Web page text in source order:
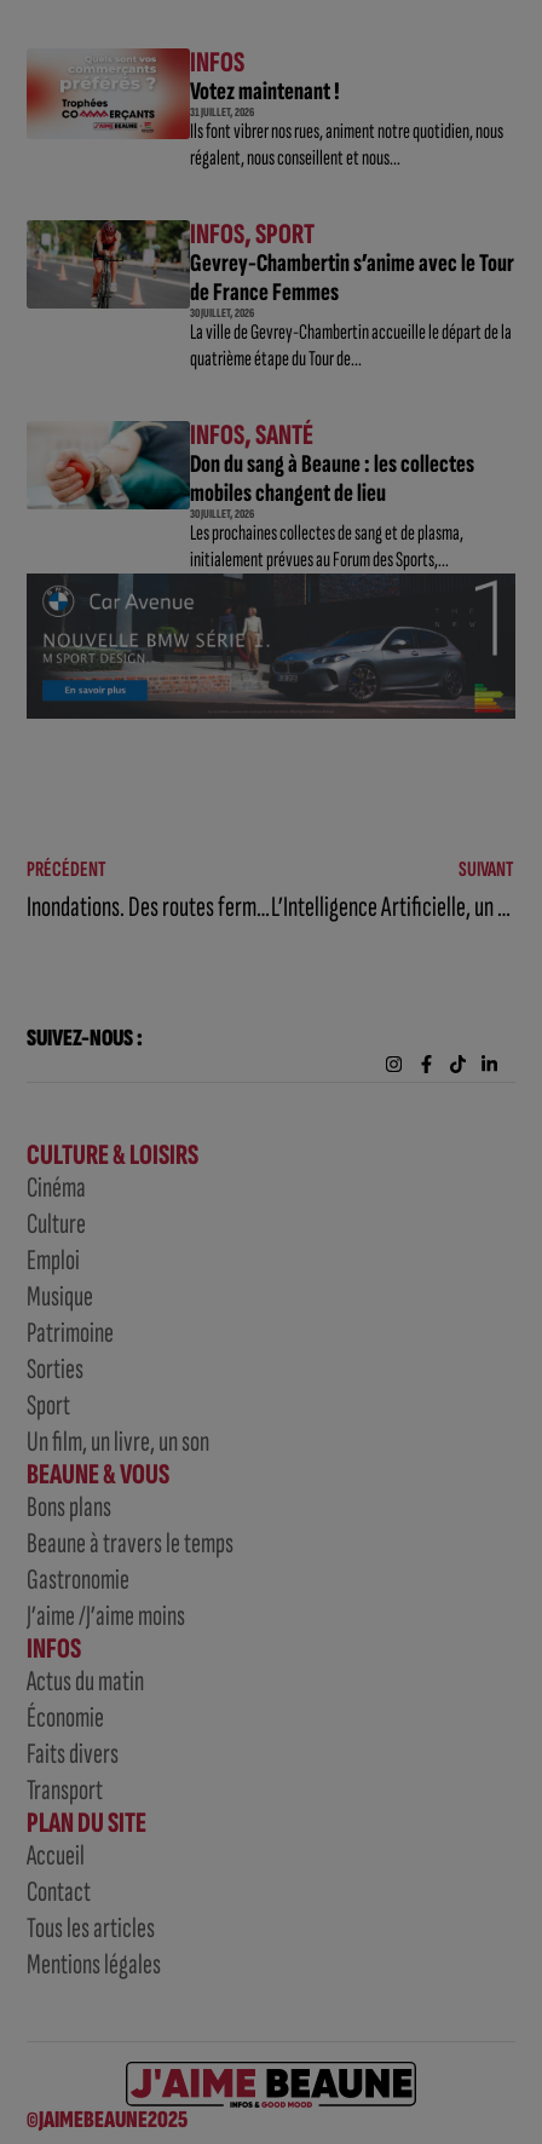
INFOS
Votez maintenant !
31 JUILLET, 2026
Ils font vibrer nos rues, animent notre quotidien, nous
régalent, nous conseillent et nous...
INFOS,SPORT
Gevrey-Chambertin s’anime avec le Tour
de France Femmes
30 JUILLET, 2026
La ville de Gevrey-Chambertin accueille le départ de la
quatrième étape du Tour de...
INFOS,SANTÉ
Don du sang à Beaune : les collectes
mobiles changent de lieu
30 JUILLET, 2026
Les prochaines collectes de sang et de plasma,
initialement prévues au Forum des Sports,...
PRÉCÉDENT
Inondations. Des routes fermées à la circulation dans la région de Beaune
SUIVANT
L’Intelligence Artificielle, un levier de performance : l’IA Day Pro sera le 18 octobre
SUIVEZ-NOUS :
CULTURE & LOISIRS
Cinéma
Culture
Emploi
Musique
Patrimoine
Sorties
Sport
Un film, un livre, un son
BEAUNE & VOUS
Bons plans
Beaune à travers le temps
Gastronomie
J’aime /J’aime moins
INFOS
Actus du matin
Économie
Faits divers
Transport
PLAN DU SITE
Accueil
Contact
Tous les articles
Mentions légales
©JAIMEBEAUNE2025